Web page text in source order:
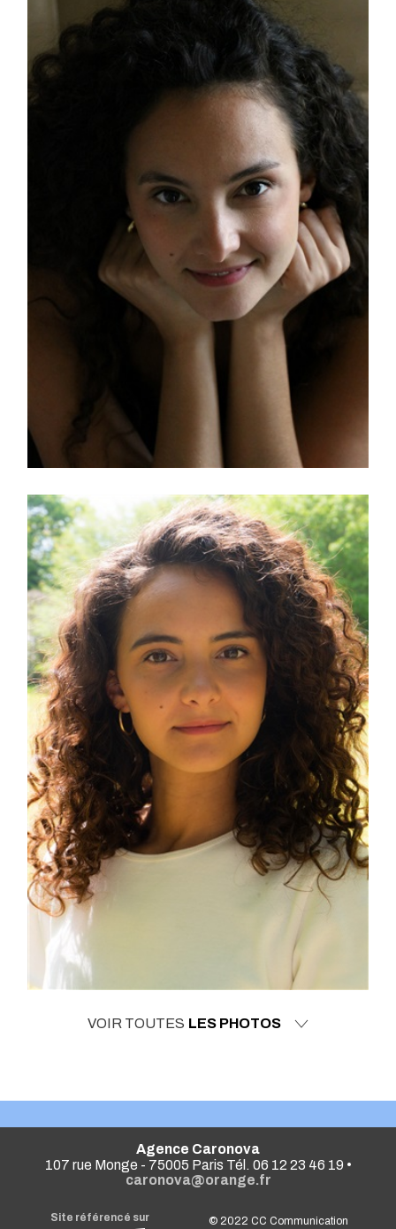
VOIR TOUTES LES PHOTOS
Agence Caronova
107 rue Monge - 75005 Paris Tél. 06 12 23 46 19 •
caronova@orange.fr
Site référencé sur © 2022CC Communication